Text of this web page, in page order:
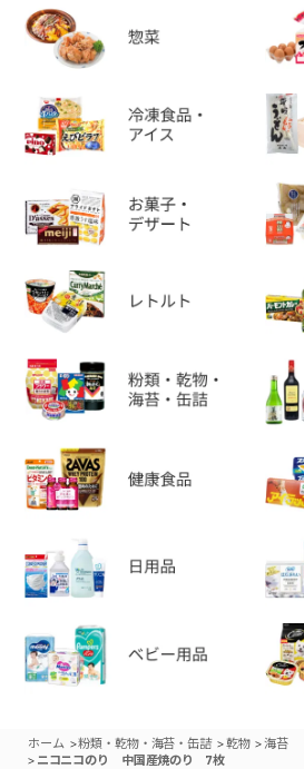
ホーム >粉類・乾物・海苔・缶詰 >乾物 >海苔
> ニコニコのり 中国産焼のり 7枚